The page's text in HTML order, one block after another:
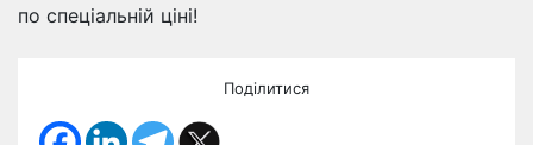
по спеціальній ціні!
Поділитися